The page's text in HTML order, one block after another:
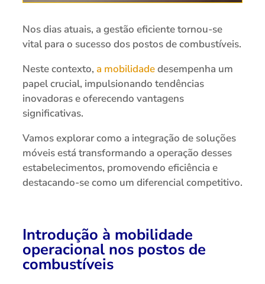
Nos dias atuais, a gestão eficiente tornou-se
vital para o sucesso dos postos de combustíveis.
Neste contexto, a mobilidadedesempenha um
papel crucial, impulsionando tendências
inovadoras e oferecendo vantagens
significativas.
Vamos explorar como a integração de soluções
móveis está transformando a operação desses
estabelecimentos, promovendo eficiência e
destacando-se como um diferencial competitivo.
Introdução à mobilidade
operacional nos postos de
combustíveis